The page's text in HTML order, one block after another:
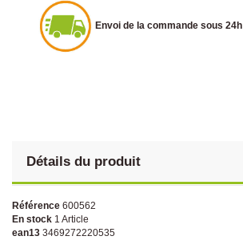
Envoi de la commande sous 24h
Détails du produit
Référence 600562
En stock 1 Article
ean13 3469272220535